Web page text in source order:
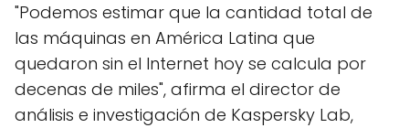
"Podemos estimar que la cantidad total de
las máquinas en América Latina que
quedaron sin el Internet hoy se calcula por
decenas de miles", afirma el director de
análisis e investigación de Kaspersky Lab,